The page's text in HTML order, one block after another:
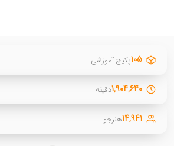
۱۰۵پکیج آموزشی
۱,۹۰۴,۶۴۰دقیقه
۱۴,۹۴۱هنرجو